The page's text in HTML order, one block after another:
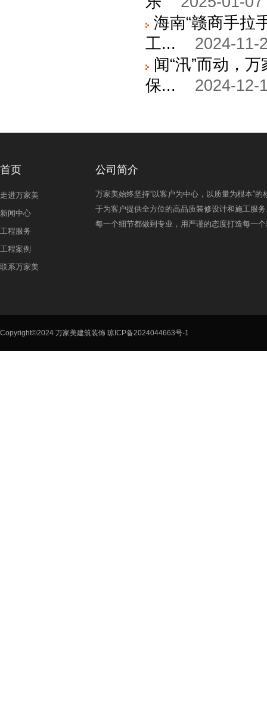
海南“赣商手拉
工...
2024-11-
闻“汛”而动，
保...
2024-12-
首页
走进万家美
新闻中心
工程服务
工程案例
联系万家美
公司简介
万家美始终坚持“以客户为中心，以质量为根本”的
于为客户提供全方位的高品质装修设计和施工服
每一个细节都做到专业，用严谨的态度打造每一
Copyright©2024 万家美建筑装饰 琼ICP备2024044663号-1